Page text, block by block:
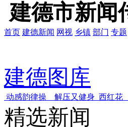
建德市新闻
首页 建德新闻 网视 乡镇 部门 专题
建德图库
动感韵律操 解压又健身 西红花
精选新闻